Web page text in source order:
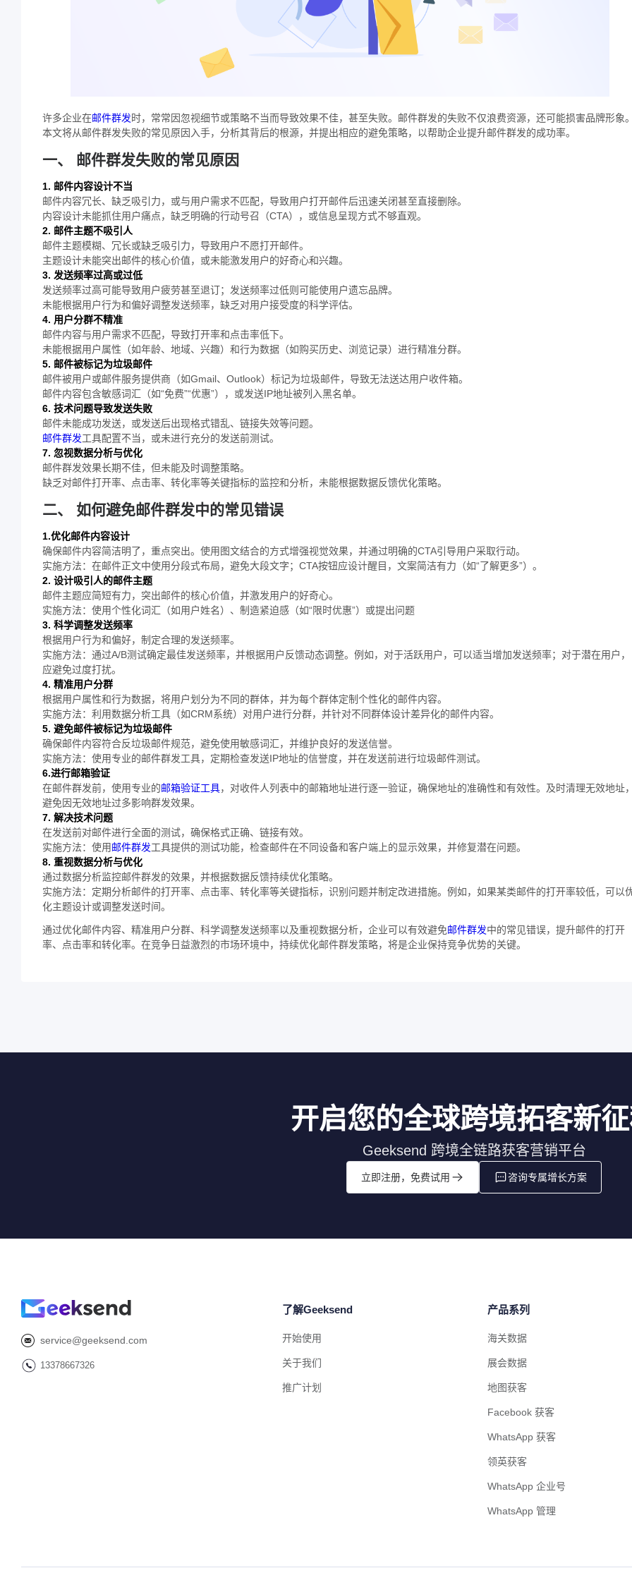
许多企业在邮件群发时，常常因忽视细节或策略不当而导致效果不佳，甚至失败。邮件群发的失败不仅浪费资源，还可能损害品牌形象
本文将从邮件群发失败的常见原因入手，分析其背后的根源，并提出相应的避免策略，以帮助企业提升邮件群发的成功率。
一、 邮件群发失败的常见原因
1. 邮件内容设计不当
邮件内容冗长、缺乏吸引力，或与用户需求不匹配，导致用户打开邮件后迅速关闭甚至直接删除。
内容设计未能抓住用户痛点，缺乏明确的行动号召（CTA），或信息呈现方式不够直观。
2. 邮件主题不吸引人
邮件主题模糊、冗长或缺乏吸引力，导致用户不愿打开邮件。
主题设计未能突出邮件的核心价值，或未能激发用户的好奇心和兴趣。
3. 发送频率过高或过低
发送频率过高可能导致用户疲劳甚至退订；发送频率过低则可能使用户遗忘品牌。
未能根据用户行为和偏好调整发送频率，缺乏对用户接受度的科学评估。
4. 用户分群不精准
邮件内容与用户需求不匹配，导致打开率和点击率低下。
未能根据用户属性（如年龄、地域、兴趣）和行为数据（如购买历史、浏览记录）进行精准分群。
5. 邮件被标记为垃圾邮件
邮件被用户或邮件服务提供商（如Gmail、Outlook）标记为垃圾邮件，导致无法送达用户收件箱。
邮件内容包含敏感词汇（如“免费”“优惠”），或发送IP地址被列入黑名单。
6. 技术问题导致发送失败
邮件未能成功发送，或发送后出现格式错乱、链接失效等问题。
邮件群发工具配置不当，或未进行充分的发送前测试。
7. 忽视数据分析与优化
邮件群发效果长期不佳，但未能及时调整策略。
缺乏对邮件打开率、点击率、转化率等关键指标的监控和分析，未能根据数据反馈优化策略。
二、 如何避免邮件群发中的常见错误
1.优化邮件内容设计
确保邮件内容简洁明了，重点突出。使用图文结合的方式增强视觉效果，并通过明确的CTA引导用户采取行动。
实施方法：在邮件正文中使用分段式布局，避免大段文字；CTA按钮应设计醒目，文案简洁有力（如“了解更多”）。
2. 设计吸引人的邮件主题
邮件主题应简短有力，突出邮件的核心价值，并激发用户的好奇心。
实施方法：使用个性化词汇（如用户姓名）、制造紧迫感（如“限时优惠”）或提出问题
3. 科学调整发送频率
根据用户行为和偏好，制定合理的发送频率。
实施方法：通过A/B测试确定最佳发送频率，并根据用户反馈动态调整。例如，对于活跃用户，可以适当增加发送频率；对于潜在用户，
应避免过度打扰。
4. 精准用户分群
根据用户属性和行为数据，将用户划分为不同的群体，并为每个群体定制个性化的邮件内容。
实施方法：利用数据分析工具（如CRM系统）对用户进行分群，并针对不同群体设计差异化的邮件内容。
5. 避免邮件被标记为垃圾邮件
确保邮件内容符合反垃圾邮件规范，避免使用敏感词汇，并维护良好的发送信誉。
实施方法：使用专业的邮件群发工具，定期检查发送IP地址的信誉度，并在发送前进行垃圾邮件测试。
6.进行邮箱验证
在邮件群发前，使用专业的邮箱验证工具，对收件人列表中的邮箱地址进行逐一验证，确保地址的准确性和有效性。及时清理无效地址
避免因无效地址过多影响群发效果。
7. 解决技术问题
在发送前对邮件进行全面的测试，确保格式正确、链接有效。
实施方法：使用邮件群发工具提供的测试功能，检查邮件在不同设备和客户端上的显示效果，并修复潜在问题。
8. 重视数据分析与优化
通过数据分析监控邮件群发的效果，并根据数据反馈持续优化策略。
实施方法：定期分析邮件的打开率、点击率、转化率等关键指标，识别问题并制定改进措施。例如，如果某类邮件的打开率较低，可以
化主题设计或调整发送时间。
通过优化邮件内容、精准用户分群、科学调整发送频率以及重视数据分析，企业可以有效避免邮件群发中的常见错误，提升邮件的打开
率、点击率和转化率。在竞争日益激烈的市场环境中，持续优化邮件群发策略，将是企业保持竞争优势的关键。
开启您的全球跨境拓客新
Geeksend 跨境全链路获客营销平台
立即注册，免费试用 咨询专属增长方案
service@geeksend.com
13378667326
了解Geeksend
开始使用
关于我们
推广计划
产品系列
海关数据
展会数据
地图获客
Facebook 获客
WhatsApp 获客
领英获客
WhatsApp 企业号
WhatsApp 管理